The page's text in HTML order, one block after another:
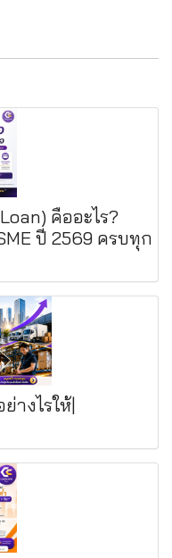
คืออะไร?
ปี 2569 ครบทุก
างไรให้|